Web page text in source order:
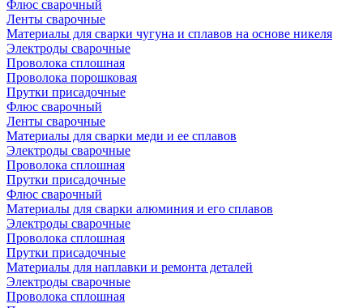
Флюс сварочный
Ленты сварочные
Материалы для сварки чугуна и сплавов на основе никеля
Электроды сварочные
Проволока сплошная
Проволока порошковая
Прутки присадочные
Флюс сварочный
Ленты сварочные
Материалы для сварки меди и ее сплавов
Электроды сварочные
Проволока сплошная
Прутки присадочные
Флюс сварочный
Материалы для сварки алюминия и его сплавов
Электроды сварочные
Проволока сплошная
Прутки присадочные
Материалы для наплавки и ремонта деталей
Электроды сварочные
Проволока сплошная